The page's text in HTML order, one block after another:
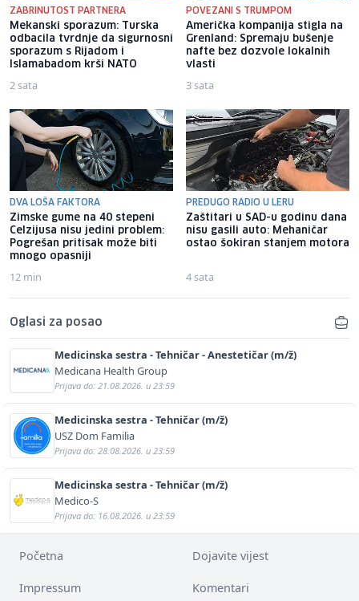
ZABRINUTOST PARTNERA
Mekanski sporazum: Turska
odbacila tvrdnje da sigurnosni
sporazum s Rijadom i
Islamabadom krši NATO
2 sata
POVEZANI S TRUMPOM
Američka kompanija stigla na
Grenland: Spremaju bušenje
nafte bez dozvole lokalnih
vlasti
3 sata
DVA LOŠA FAKTORA
Zimske gume na 40 stepeni
Celzijusa nisu jedini problem:
Pogrešan pritisak može biti
mnogo opasniji
12 min
PREDUGO RADIO U LERU
Zaštitari u SAD-u godinu dana
nisu gasili auto: Mehaničar
ostao šokiran stanjem motora
4 sata
Oglasi za posao
Medicinska sestra - Tehničar - Anestetičar (m/ž)
Medicana Health Group
Prijava do: 21.08.2026. u 23:59
Medicinska sestra - Tehničar (m/ž)
USZ Dom Familia
Prijava do: 28.08.2026. u 23:59
Medicinska sestra - Tehničar (m/ž)
Medico-S
Prijava do: 16.08.2026. u 23:59
Početna Dojavite vijest
Impressum Komentari